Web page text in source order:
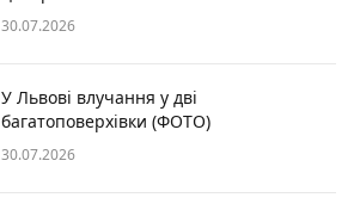
30.07.2026
У Львові влучання у дві
багатоповерхівки (ФОТО)
30.07.2026